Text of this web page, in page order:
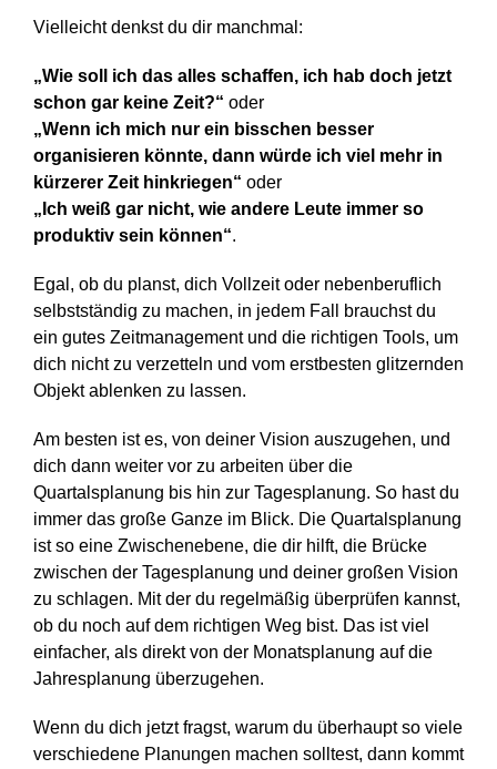
Vielleicht denkst du dir manchmal:
„Wie soll ich das alles schaffen, ich hab doch jetzt
schon gar keine Zeit?“ oder
„Wenn ich mich nur ein bisschen besser
organisieren könnte, dann würde ich viel mehr in
kürzerer Zeit hinkriegen“ oder
„Ich weiß gar nicht, wie andere Leute immer so
produktiv sein können“.
Egal, ob du planst, dich Vollzeit oder nebenberuflich
selbstständig zu machen, in jedem Fall brauchst du
ein gutes Zeitmanagement und die richtigen Tools, um
dich nicht zu verzetteln und vom erstbesten glitzernden
Objekt ablenken zu lassen.
Am besten ist es, von deiner Vision auszugehen, und
dich dann weiter vor zu arbeiten über die
Quartalsplanung bis hin zur Tagesplanung. So hast du
immer das große Ganze im Blick. Die Quartalsplanung
ist so eine Zwischenebene, die dir hilft, die Brücke
zwischen der Tagesplanung und deiner großen Vision
zu schlagen. Mit der du regelmäßig überprüfen kannst,
ob du noch auf dem richtigen Weg bist. Das ist viel
einfacher, als direkt von der Monatsplanung auf die
Jahresplanung überzugehen.
Wenn du dich jetzt fragst, warum du überhaupt so viele
verschiedene Planungen machen solltest, dann kommt